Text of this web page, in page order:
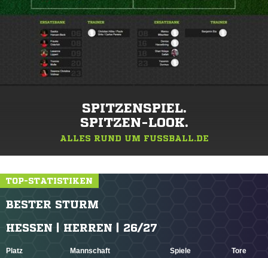
SPITZENSPIEL.
SPITZEN-LOOK.
ALLES RUND UM FUSSBALL.DE
TOP-STATISTIKEN
BESTER STURM
HESSEN | HERREN | 26/27
Platz Mannschaft Spiele Tore